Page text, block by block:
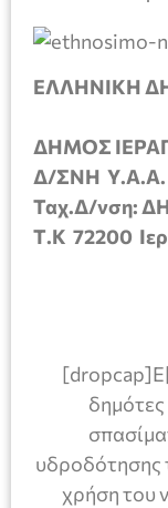
ΔΗΜΟΣ
Δ/ΣΝΗ Υ.Α.Α.
Ταχ.Δ/
Τ.Κ 72200
υδροδότησης
χρήση του